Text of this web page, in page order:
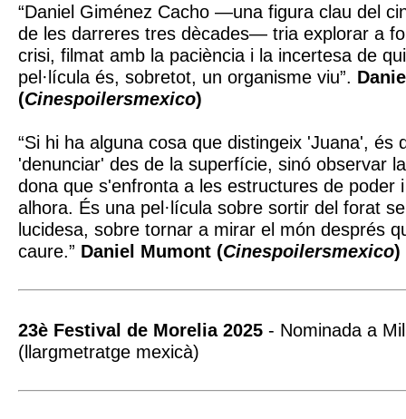
“Daniel Giménez Cacho —una figura clau del
de les darreres tres dècades— tria explorar a
crisi, filmat amb la paciència i la incertesa de
pel·lícula és, sobretot, un organisme viu”.
(Cinespoilersmexico)
“Si hi ha alguna cosa que distingeix 'Juana', és
'denunciar' des de la superfície, sinó observar
dona que s'enfronta a les estructures de poder
alhora. És una pel·lícula sobre sortir del forat
lucidesa, sobre tornar a mirar el món després
caure.” Daniel Mumont (Cinespoilersmexico)
23è Festival de Morelia 2025 - Nominada a
(llargmetratge mexicà)